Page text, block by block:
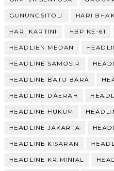
GUNUNGSITOLI HARI
HARI KARTINI HBP KE-61
HEADLIEN MEDAN
HEADLINE SAMOSIR
HEADLINE BATU BARA
HEADLINE DAERAH
HEADLINE HUKUM
HEADLINE JAKARTA
HEADLINE KISARAN
HEADLINE KRIMINIAL